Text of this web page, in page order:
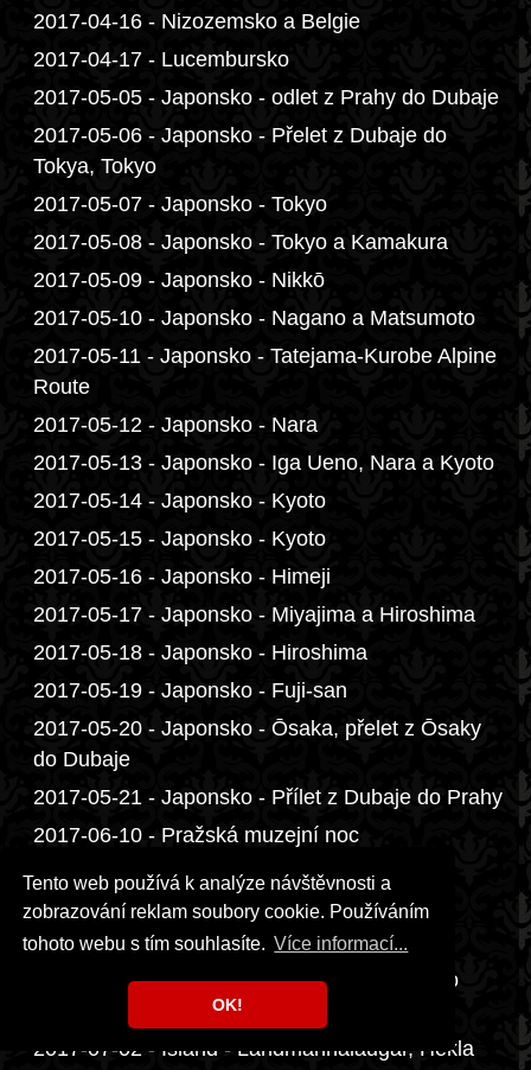
Tento web používá k analýze návštěvnosti a
zobrazování reklam soubory cookie. Používáním
tohoto webu s tím souhlasíte. Více informací...
OK!
2017-04-16 - Nizozemsko a Belgie
2017-04-17 - Lucembursko
2017-05-05 - Japonsko - odlet z Prahy do Dubaje
2017-05-06 - Japonsko - Přelet z Dubaje do
Tokya, Tokyo
2017-05-07 - Japonsko - Tokyo
2017-05-08 - Japonsko - Tokyo a Kamakura
2017-05-09 - Japonsko - Nikkō
2017-05-10 - Japonsko - Nagano a Matsumoto
2017-05-11 - Japonsko - Tatejama-Kurobe Alpine
Route
2017-05-12 - Japonsko - Nara
2017-05-13 - Japonsko - Iga Ueno, Nara a Kyoto
2017-05-14 - Japonsko - Kyoto
2017-05-15 - Japonsko - Kyoto
2017-05-16 - Japonsko - Himeji
2017-05-17 - Japonsko - Miyajima a Hiroshima
2017-05-18 - Japonsko - Hiroshima
2017-05-19 - Japonsko - Fuji-san
2017-05-20 - Japonsko - Ōsaka, přelet z Ōsaky
do Dubaje
2017-05-21 - Japonsko - Přílet z Dubaje do Prahy
2017-06-10 - Pražská muzejní noc
2017-06-17 - Golf Alfrédov
2017-06-30 - Island - Odlet z Prahy do
Düsseldorfu
2017-07-01 - Island - Přelet z Düsseldorfu do
Keflavíku, Þingvellir
2017-07-02 - Island - Landmannalaugar, Hekla